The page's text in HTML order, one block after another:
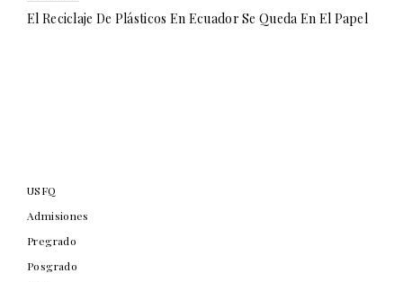
El Reciclaje De Plásticos En Ecuador Se Queda En El Papel
USFQ
Admisiones
Pregrado
Posgrado